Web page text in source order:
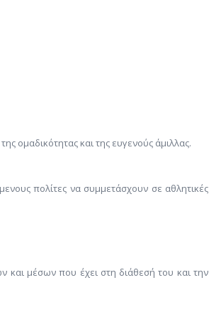
ομαδικότητας και της ευγενούς άμιλλας.
πολίτες να συμμετάσχουν σε αθλητικές
μέσων που έχει στη διάθεσή του και την